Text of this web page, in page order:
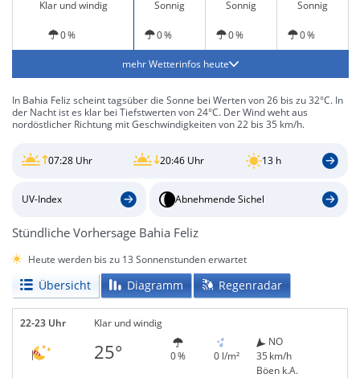
Klar und windig
Sonnig Sonnig Sonnig
0 % 0 % 0 % 0 %
mehr Wetterinfos heute
In Bahia Feliz scheint tagsüber die Sonne bei Werten von 26 bis zu 32°C. In
der Nacht ist es klar bei Tiefstwerten von 24°C. Der Wind weht aus
nordöstlicher Richtung mit Geschwindigkeiten von 22 bis 35 km/h.
07:28 Uhr 20:46 Uhr 13 h
UV-Index Abnehmende Sichel
Stündliche Vorhersage Bahia Feliz
Heute werden bis zu 13 Sonnenstunden erwartet
Übersicht Diagramm Regenradar
22-23 Uhr Klar und windig
25° 0 % 0 l/m²
NO
35 km/h
Böen k.A.